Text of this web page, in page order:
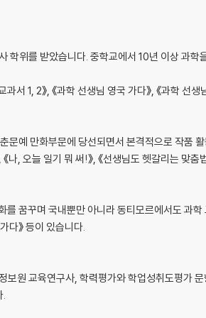
학위를 받았습니다. 중학교에서 10년 이상 과
서 1, 2》, 《과학 선생님 영국 가다》, 《과학 선
문예 만화부문에 당선되면서 본격적으로 작품
나, 오늘 일기 뭐 써!》, 《선생님도 헷갈리는 맞춤
꿈꾸며 국내뿐만 아니라 동티모르에서도 과
다》 등이 있습니다.
원 교육연구사, 학력평가와 학업성취도평가
.